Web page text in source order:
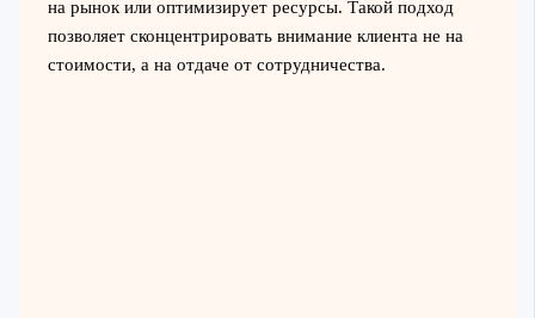
на рынок или оптимизирует ресурсы. Такой подход
позволяет сконцентрировать внимание клиента не на
стоимости, а на отдаче от сотрудничества.